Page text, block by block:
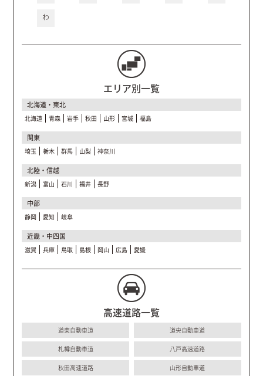
わ
エリア別一覧
北海道・東北
北海道 青森 岩手 秋田 山形 宮城 福島
関東
埼玉 栃木 群馬 山梨 神奈川
北陸・信越
新潟 富山 石川 福井 長野
中部
静岡 愛知 岐阜
近畿・中四国
滋賀 兵庫 鳥取 島根 岡山 広島 愛媛
高速道路一覧
道東自動車道 道央自動車道
札樽自動車道 八戸高速道路
秋田高速道路 山形自動車道